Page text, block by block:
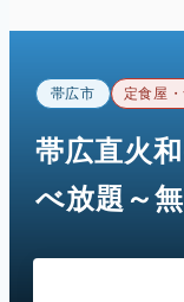
帯広市 定食屋
帯広直火
べ放題～